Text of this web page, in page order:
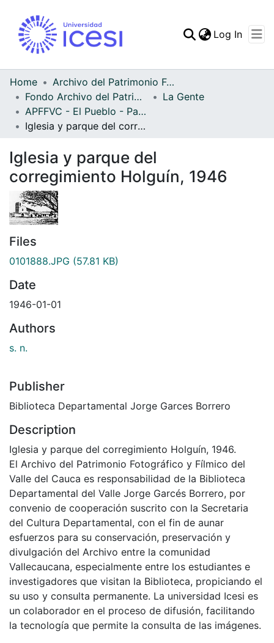
Statistics
Log In
Home
Archivo del Patrimonio Fotográfico y Fílmico del Valle del Cauca
Fondo Archivo del Patrimonio Fotográfico y Fílmico del Valle del Cauca
La Gente
APFFVC - El Pueblo - Patrimonial
Iglesia y parque del corregimiento Holguín, 1946
Iglesia y parque del
corregimiento Holguín, 1946
Files
0101888.JPG (57.81 KB)
Date
1946-01-01
Authors
s. n.
Publisher
Biblioteca Departamental Jorge Garces Borrero
Description
Iglesia y parque del corregimiento Holguín, 1946.
El Archivo del Patrimonio Fotográfico y Fílmico del
Valle del Cauca es responsabilidad de la Biblioteca
Departamental del Valle Jorge Garcés Borrero, por
convenio de cooperación suscrito con la Secretaria
del Cultura Departamental, con el fin de aunar
esfuerzos para su conservación, preservación y
divulgación del Archivo entre la comunidad
Vallecaucana, especialmente entre los estudiantes e
investigadores que visitan la Biblioteca, propiciando el
su uso y consulta permanente. La universidad Icesi es
un colaborador en el proceso de difusión, facilitando
la tecnología que permite la consulta de las imágenes.